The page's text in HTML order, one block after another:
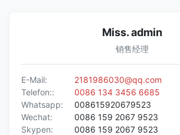
Miss. admin
销售经理
E-Mail:
2181986030@qq.com
Telefon::
0086 134 3456 6685
Whatsapp:
008615920679523
Wechat:
0086 159 2067 9523
Skypen:
0086 159 2067 9523